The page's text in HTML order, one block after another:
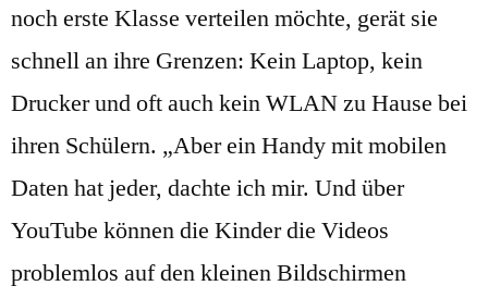
noch erste Klasse verteilen möchte, gerät sie
schnell an ihre Grenzen: Kein Laptop, kein
Drucker und oft auch kein WLAN zu Hause bei
ihren Schülern. „Aber ein Handy mit mobilen
Daten hat jeder, dachte ich mir. Und über
YouTube können die Kinder die Videos
problemlos auf den kleinen Bildschirmen